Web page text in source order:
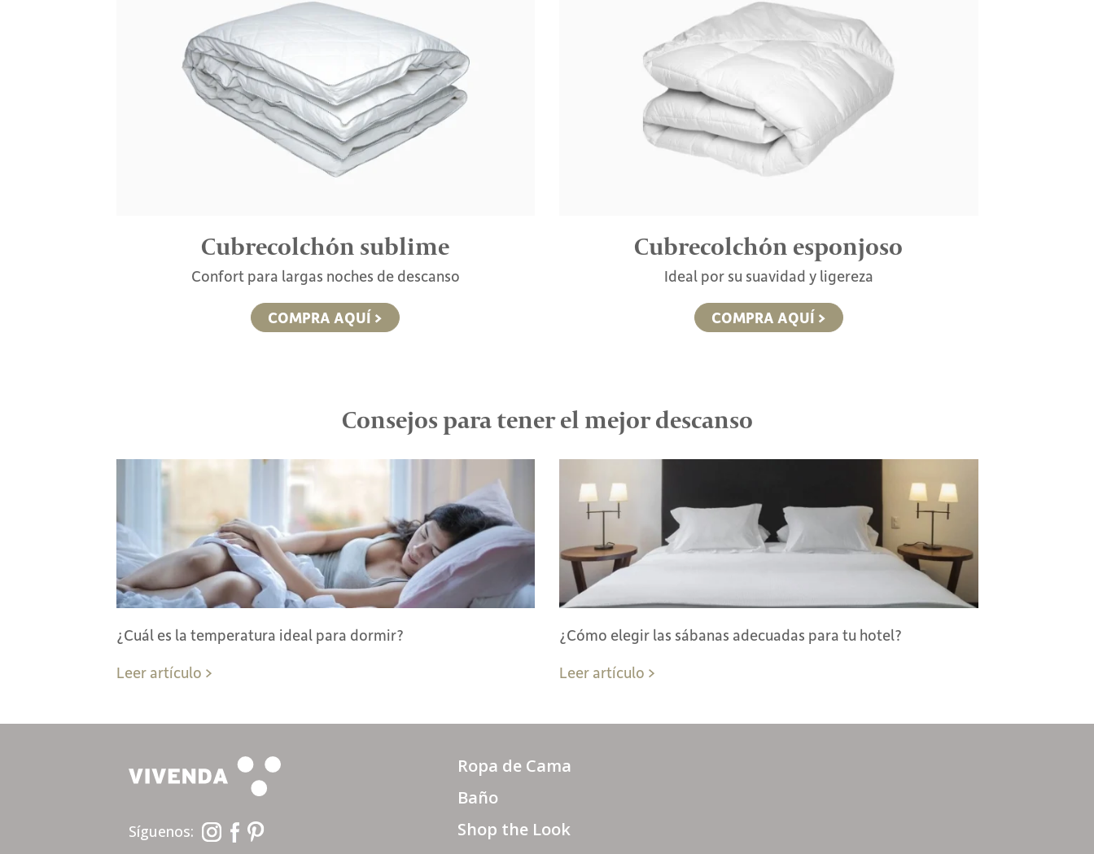
Cubrecolchón sublime
Confort para largas noches de descanso
COMPRA AQUÍ >
Cubrecolchón esponjoso
Ideal por su suavidad y ligereza
COMPRA AQUÍ >
Consejos para tener el mejor descanso
¿Cuál es la temperatura ideal para dormir?
Leer artículo >
¿Cómo elegir las sábanas adecuadas para tu hotel?
Leer artículo >
Síguenos:
Ropa de Cama
Baño
Shop the Look